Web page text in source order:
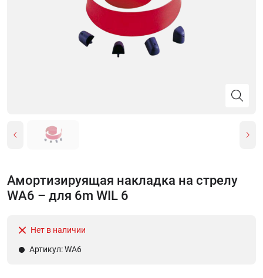
Амортизируящая накладка на стрелу
WA6 – для 6m WIL 6
Нет в наличии
Артикул: WA6